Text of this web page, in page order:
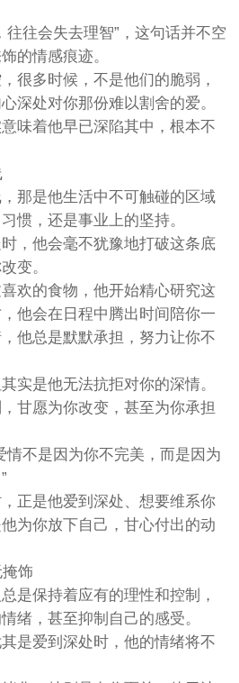
往往会失去理智”，这句话并不空
的情感痕迹。
很多时候，不是他们的脆弱，
深处对你那份难以割舍的爱。
味着他早已深陷其中，根本不
那是他生活中不可触碰的区域
，还是事业上的坚持。
，他会毫不犹豫地打破这条底
变。
欢的食物，他开始精心研究这
他会在日程中腾出时间陪你一
他总是默默承担，努力让你不
实是他无法抗拒对你的深情。
甘愿为你改变，甚至为你承担
情不是因为你不完美，而是因为
正是他爱到深处、想要维系你
为你放下自己，甘心付出的动
饰
是保持着应有的理性和控制，
绪，甚至抑制自己的感受。
是爱到深处时，他的情绪将不